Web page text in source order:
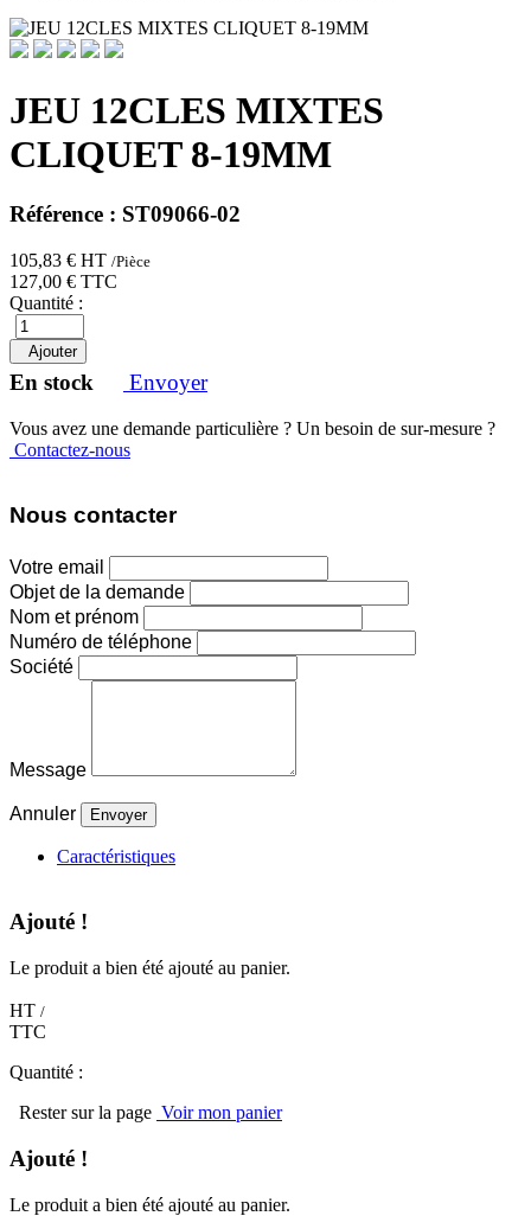
JEU 12CLES MIXTES
CLIQUET 8-19MM
Référence : ST09066-02
105,83 € HT /Pièce
127,00 € TTC
Quantité :
Ajouter
En stock Envoyer
Vous avez une demande particulière ? Un besoin de sur-mesure ?
Contactez-nous
Nous contacter
Votre email
Objet de la demande
Nom et prénom
Numéro de téléphone
Société
Message
Annuler
Caractéristiques
Ajouté !
Le produit a bien été ajouté au panier.
HT /
TTC
Quantité :
Rester sur la page Voir mon panier
Ajouté !
Le produit a bien été ajouté au panier.